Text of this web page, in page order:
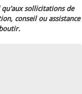
qu'aux sollicitations de
conseil ou assistance